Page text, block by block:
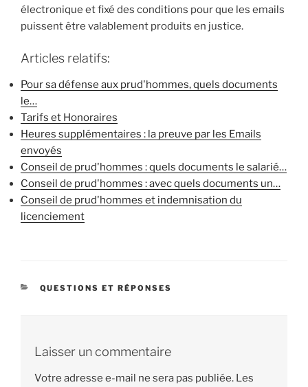
électronique et fixé des conditions pour que les emails
puissent être valablement produits en justice.
Articles relatifs:
Pour sa défense aux prud'hommes, quels documents
le…
Tarifs et Honoraires
Heures supplémentaires : la preuve par les Emails
envoyés
Conseil de prud'hommes : quels documents le salarié…
Conseil de prud'hommes : avec quels documents un…
Conseil de prud'hommes et indemnisation du
licenciement
CATÉGORIES
QUESTIONS ET RÉPONSES
Laisser un commentaire
Votre adresse e-mail ne sera pas publiée. Les